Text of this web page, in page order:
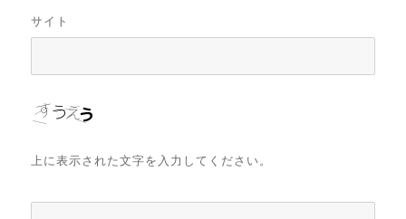
サイト
上に表示された文字を入力してください。